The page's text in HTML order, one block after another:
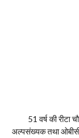
51 वर्ष की रीटा
अल्पसंख्यक तथा ओबीसी